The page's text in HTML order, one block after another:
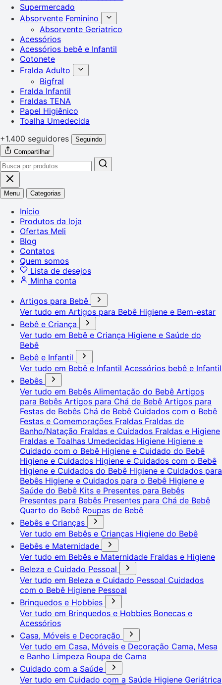
Supermercado
Absorvente Feminino
Absorvente Geriatrico
Acessórios
Acessórios bebê e Infantil
Cotonete
Fralda Adulto
Bigfral
Fralda Infantil
Fraldas TENA
Papel Higiênico
Toalha Umedecida
+1.400 seguidores
Seguindo
Compartilhar
Menu Categorias
Início
Produtos da loja
Ofertas Meli
Blog
Contatos
Quem somos
Lista de desejos
Minha conta
Artigos para Bebê
Ver tudo em Artigos para Bebê Higiene e Bem-estar
Bebê e Criança
Ver tudo em Bebê e Criança Higiene e Saúde do
Bebê
Bebê e Infantil
Ver tudo em Bebê e Infantil Acessórios bebê e Infantil
Bebês
Ver tudo em Bebês Alimentação do Bebê Artigos
para Bebês Artigos para Chá de Bebê Artigos para
Festas de Bebês Chá de Bebê Cuidados com o Bebê
Festas e Comemorações Fraldas Fraldas de
Banho/Natação Fraldas e Cuidados Fraldas e Higiene
Fraldas e Toalhas Umedecidas Higiene Higiene e
Cuidado com o Bebê Higiene e Cuidado do Bebê
Higiene e Cuidados Higiene e Cuidados com o Bebê
Higiene e Cuidados do Bebê Higiene e Cuidados para
Bebês Higiene e Cuidados para o Bebê Higiene e
Saúde do Bebê Kits e Presentes para Bebês
Presentes para Bebês Presentes para Chá de Bebê
Quarto do Bebê Roupas de Bebê
Bebês e Crianças
Ver tudo em Bebês e Crianças Higiene do Bebê
Bebês e Maternidade
Ver tudo em Bebês e Maternidade Fraldas e Higiene
Beleza e Cuidado Pessoal
Ver tudo em Beleza e Cuidado Pessoal Cuidados
com o Bebê Higiene Pessoal
Brinquedos e Hobbies
Ver tudo em Brinquedos e Hobbies Bonecas e
Acessórios
Casa, Móveis e Decoração
Ver tudo em Casa, Móveis e Decoração Cama, Mesa
e Banho Limpeza Roupa de Cama
Cuidado com a Saúde
Ver tudo em Cuidado com a Saúde Higiene Geriátrica